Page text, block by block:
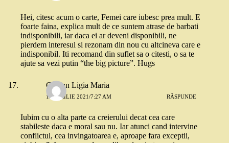
Hei, citesc acum o carte, Femei care iubesc prea mult. E
foarte faina, explica mult de ce suntem atrase de barbati
indisponibili, iar daca ei ar deveni disponibili, ne
pierdem interesul si rezonam din nou cu altcineva care e
indisponibil. Iti recomand din suflet sa o citesti, o sa te
ajute sa vezi putin “the big picture”. Hugs
Coman Ligia Maria
13 APRILIE 2021/7:27 AM RĂSPUNDE
Iubim cu o alta parte ca creierului decat cea care
stabileste daca e moral sau nu. Iar atunci cand intervine
conflictul, cea invingatoarea e, aproape fara exceptii,